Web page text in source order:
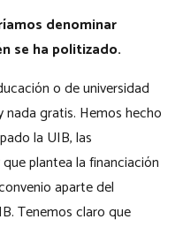
denominar
se ha politizado.
o de universidad
gratis. Hemos hecho
la UIB, las
plantea la financiación
aparte del
Tenemos claro que